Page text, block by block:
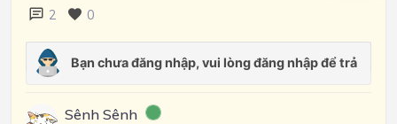
2 0
Sênh Sênh